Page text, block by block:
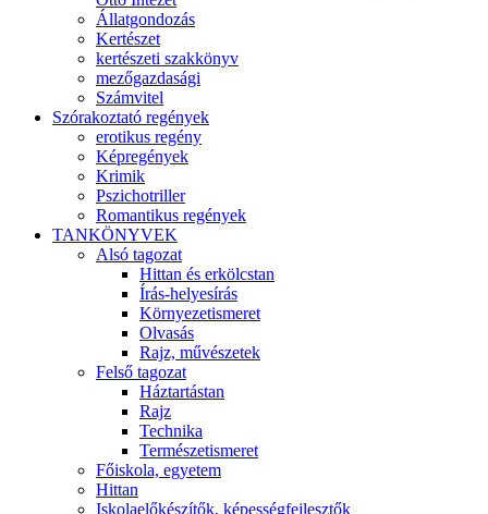
Állatgondozás
Kertészet
kertészeti szakkönyv
mezőgazdasági
Számvitel
Szórakoztató regények
erotikus regény
Képregények
Krimik
Pszichotriller
Romantikus regények
TANKÖNYVEK
Alsó tagozat
Hittan és erkölcstan
Írás-helyesírás
Környezetismeret
Olvasás
Rajz, művészetek
Felső tagozat
Háztartástan
Rajz
Technika
Természetismeret
Főiskola, egyetem
Hittan
Iskolaelőkészítők, képességfejlesztők